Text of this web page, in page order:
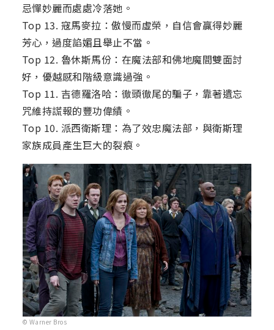
忌憚妙麗而處處冷落她。
Top 13. 寇馬麥拉：傲慢而虛榮，自信會贏得妙麗
芳心，過度諂媚且舉止不當。
Top 12. 魯休斯馬份：在魔法部和佛地魔間雙面討
好，優越感和階級意識過強。
Top 11. 吉德羅洛哈：徹頭徹尾的騙子，靠著遺忘
咒維持謊報的豐功偉績。
Top 10. 派西衛斯理：為了效忠魔法部，與衛斯理
家族成員產生巨大的裂痕。
© Warner Bros